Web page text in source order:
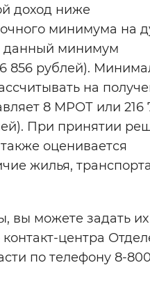
доход ниже
минимума на
данный минимум
856 рублей).
на
8 МРОТ или 216
При принятии
оценивается
жилья,
вы можете задать их
центра
по телефону 8-